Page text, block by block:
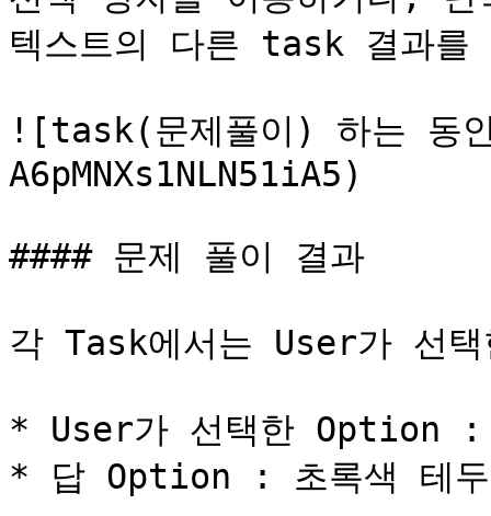
텍스트의 다른 task 결과
![task(문제풀이) 하는
A6pMNXs1NLN51iA5)
#### 문제 풀이 결과
각 Task에서는 User가 선
* User가 선택한 Option :
* 답 Option : 초록색 테두